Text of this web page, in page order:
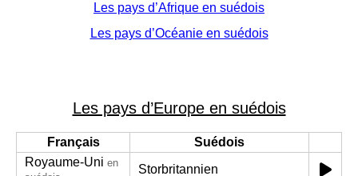
Les pays d’Afrique en suédois
Les pays d’Océanie en suédois
Les pays d’Europe en suédois
Français
Suédois
Royaume-Uni en
Storbritannien